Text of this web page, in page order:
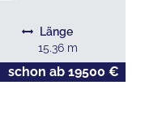
Länge
15.36 m
schon ab 19500 €